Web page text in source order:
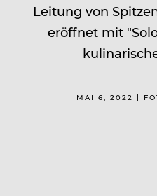
Leitung von
eröffnet mit
MAI 6, 2022 |